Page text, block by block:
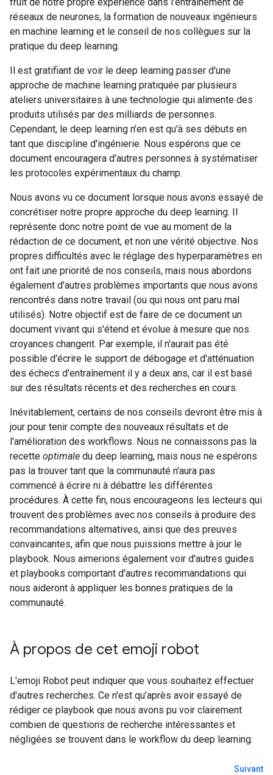
réseaux de neurones, la formation de nouveaux ingénieurs
en machine learning et le conseil de nos collègues sur la
pratique du deep learning.
Il est gratifiant de voir le deep learning passer d'une
approche de machine learning pratiquée par plusieurs
ateliers universitaires à une technologie qui alimente des
produits utilisés par des milliards de personnes.
Cependant, le deep learning n'en est qu'à ses débuts en
tant que discipline d'ingénierie. Nous espérons que ce
document encouragera d'autres personnes à systématiser
les protocoles expérimentaux du champ.
Nous avons vu ce document lorsque nous avons essayé de
concrétiser notre propre approche du deep learning. Il
représente donc notre point de vue au moment de la
rédaction de ce document, et non une vérité objective. Nos
propres difficultés avec le réglage des hyperparamètres en
ont fait une priorité de nos conseils, mais nous abordons
également d'autres problèmes importants que nous avons
rencontrés dans notre travail (ou qui nous ont paru mal
utilisés). Notre objectif est de faire de ce document un
document vivant qui s'étend et évolue à mesure que nos
croyances changent. Par exemple, il n'aurait pas été
possible d'écrire le support de débogage et d'atténuation
des échecs d'entraînement il y a deux ans, car il est basé
sur des résultats récents et des recherches en cours.
Inévitablement, certains de nos conseils devront être mis à
jour pour tenir compte des nouveaux résultats et de
l'amélioration des workflows. Nous ne connaissons pas la
recette optimale du deep learning, mais nous ne espérons
pas la trouver tant que la communauté n'aura pas
commencé à écrire ni à débattre les différentes
procédures. À cette fin, nous encourageons les lecteurs qui
trouvent des problèmes avec nos conseils à produire des
recommandations alternatives, ainsi que des preuves
convaincantes, afin que nous puissions mettre à jour le
playbook. Nous aimerions également voir d'autres guides
et playbooks comportant d'autres recommandations qui
nous aideront à appliquer les bonnes pratiques de la
communauté.
À propos de cet emoji robot
L'emoji Robot peut indiquer que vous souhaitez effectuer
d'autres recherches. Ce n'est qu'après avoir essayé de
rédiger ce playbook que nous avons pu voir clairement
combien de questions de recherche intéressantes et
négligées se trouvent dans le workflow du deep learning.
Suivant